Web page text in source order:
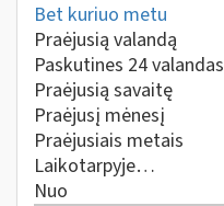
Bet kuriuo metu
Praėjusią valandą
Paskutines 24 valandas
Praėjusią savaitę
Praėjusį mėnesį
Praėjusiais metais
Laikotarpyje…
Nuo